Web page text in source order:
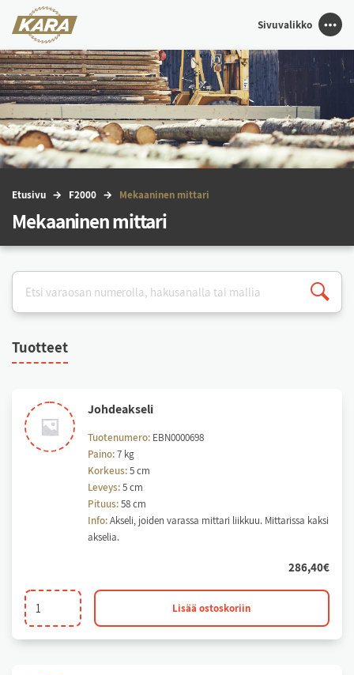
Sivuvalikko
Etu­si­vu F2000 Me­kaa­ni­nen mit­ta­ri
Mekaaninen mittari
Tuot­teet
Joh­deak­se­li
Tuotenumero: EBN0000698
Paino:7 kg
Korkeus:5 cm
Leveys:5 cm
Pituus:58 cm
Info:Akseli, joiden varassa mittari liikkuu. Mittarissa kaksi
akselia.
286,40€
Johdeakseli
määrä
Lisää ostoskoriin